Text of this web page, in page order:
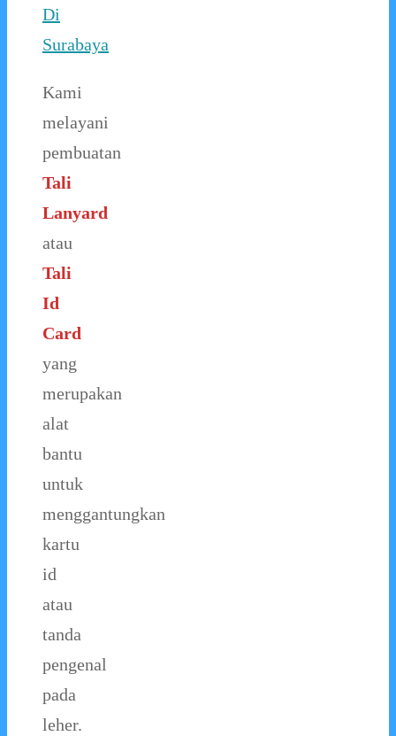
Di
Surabaya
Kami
melayani
pembuatan
Tali
Lanyard
atau
Tali
Id
Card
yang
merupakan
alat
bantu
untuk
menggantungkan
kartu
id
atau
tanda
pengenal
pada
leher.